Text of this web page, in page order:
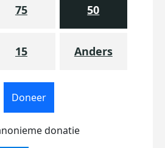
75 50
15 Anders
Doneer
donatie